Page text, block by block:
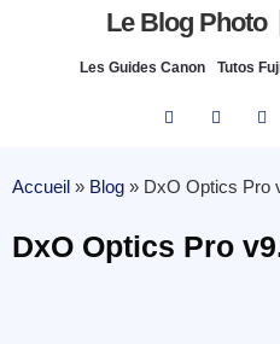
Le Blog Photo
Les Guides Canon Tutos
Accueil » Blog » DxO Optics Pro
DxO Optics Pro